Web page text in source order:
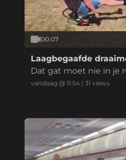
00:07
Laagbegaafde
Dat gat moet nie in je
vandaag @ 11:54 | 31 views